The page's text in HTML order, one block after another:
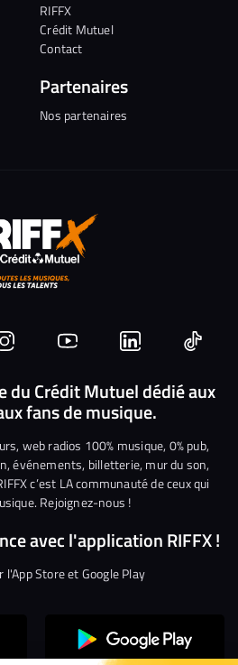
RIFFX
Crédit Mutuel
Contact
Partenaires
Nos partenaires
Nous
rejoindre
sur
Instagram
Nous
rejoindre
sur
YouTube
Nous
rejoindre
sur
Linkedin
Nous
du Crédit Mutuel dédié aux
fans de musique.
web radios 100% musique, 0% pub,
événements, billetterie, mur du son,
c’est LA communauté de ceux qui
Rejoignez-nous !
avec l'application RIFFX !
l'App Store et Google Play